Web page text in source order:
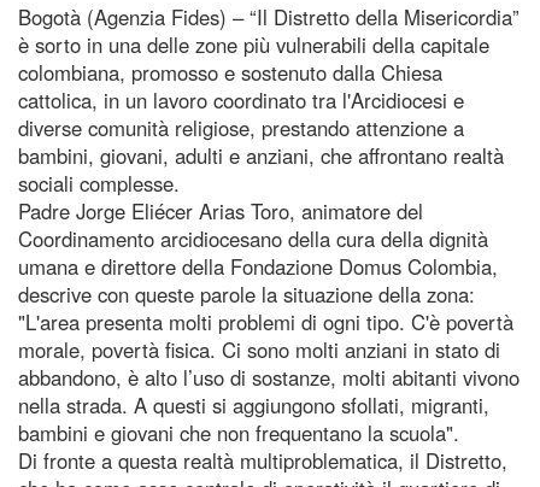
Bogotà (Agenzia Fides) – “Il Distretto della Misericordia”
è sorto in una delle zone più vulnerabili della capitale
colombiana, promosso e sostenuto dalla Chiesa
cattolica, in un lavoro coordinato tra l'Arcidiocesi e
diverse comunità religiose, prestando attenzione a
bambini, giovani, adulti e anziani, che affrontano realtà
sociali complesse.
Padre Jorge Eliécer Arias Toro, animatore del
Coordinamento arcidiocesano della cura della dignità
umana e direttore della Fondazione Domus Colombia,
descrive con queste parole la situazione della zona:
"L'area presenta molti problemi di ogni tipo. C'è povertà
morale, povertà fisica. Ci sono molti anziani in stato di
abbandono, è alto l’uso di sostanze, molti abitanti vivono
nella strada. A questi si aggiungono sfollati, migranti,
bambini e giovani che non frequentano la scuola".
Di fronte a questa realtà multiproblematica, il Distretto,